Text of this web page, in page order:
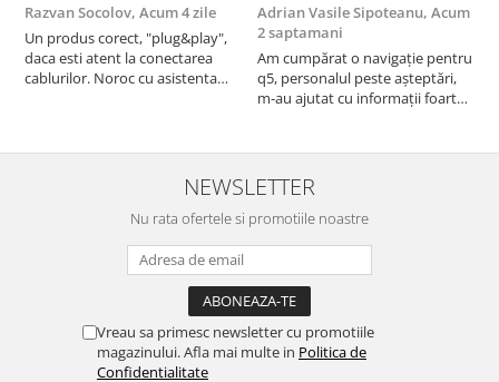
Razvan Socolov, Acum 4 zile
Un produs corect, "plug&play",
daca esti atent la conectarea
cablurilor. Noroc cu asistenta
atras atentia ca nu era conectat
cablul de video de la camera
Adrian Vasile Sipoteanu, Acum
2 saptamani
Am cumpărat o navigație pentru
q5, personalul peste așteptări,
m-au ajutat cu informații foarte
serviabili, livrare rapidă, suport
tehnic, totul impecabil, o să revin
la ei și pentru vi...
NEWSLETTER
Nu rata ofertele si promotiile noastre
Vreau sa primesc newsletter cu promotiile
magazinului. Afla mai multe in Politica de
Confidentialitate